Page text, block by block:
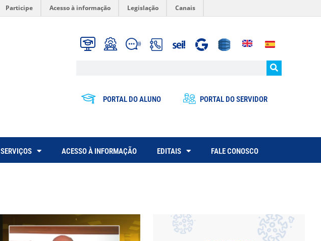
Participe Acesso à informação Legislação Canais
PORTAL DO ALUNO PORTAL DO SERVIDOR
SERVIÇOS ACESSO À INFORMAÇÃO EDITAIS FALE CONOSCO